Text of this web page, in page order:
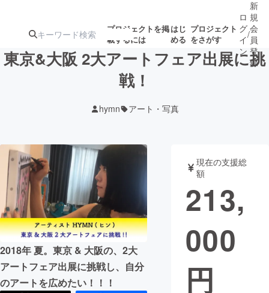
プロジェクトを掲
載するには
はじ
める
プロジェクト
をさがす
ジェクト
募集終了が近いプ
ロジェクト
アート・写真 音楽
テクノロジー・ガジェット ゲーム・サ
映像・映画
ビジネス・起業
ロ
グ
イ
ン
/
新
規
会
員
登
録
東京&大阪 2大アートフェア出展に挑
戦！
hymn アート・写真
2018年 夏。東京 & 大阪の、2大
アートフェア出展に挑戦し、自分
のアートを広めたい！！！
現在の支援総
額
213,
000
円